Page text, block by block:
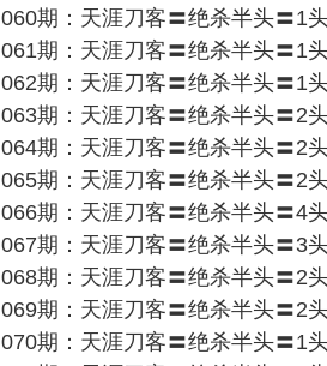
060期：天涯刀客〓绝杀半头〓1
061期：天涯刀客〓绝杀半头〓1
062期：天涯刀客〓绝杀半头〓1
063期：天涯刀客〓绝杀半头〓2
064期：天涯刀客〓绝杀半头〓2
065期：天涯刀客〓绝杀半头〓2
066期：天涯刀客〓绝杀半头〓4
067期：天涯刀客〓绝杀半头〓3
068期：天涯刀客〓绝杀半头〓2
069期：天涯刀客〓绝杀半头〓2
070期：天涯刀客〓绝杀半头〓1